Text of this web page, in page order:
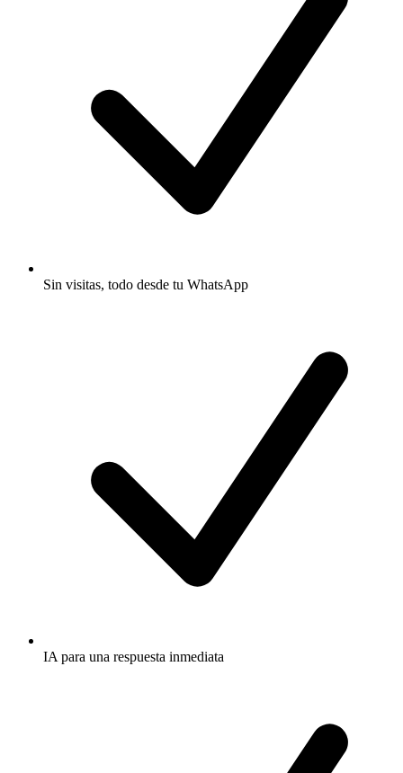
Sin visitas, todo desde tu WhatsApp
IA para una respuesta inmediata